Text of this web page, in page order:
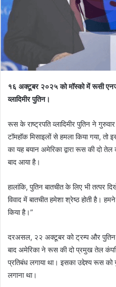
१६ अक्टूबर २०२५ को मॉस्को में रूसी
व्लादिमीर पुतिन।
रूस के राष्ट्रपति व्लादिमीर पुतिन ने
टॉमहॉक मिसाइलों से हमला किया गया, तो
का यह बयान अमेरिका द्वारा रूस की दो
बाद आया है।
हालांकि, पुतिन बातचीत के लिए भी तत्पर
विवाद में बातचीत हमेशा श्रेष्ठ होती है।
किया है।”
दरअसल, २२ अक्टूबर को ट्रम्प और पुतिन
बाद अमेरिका ने रूस की दो प्रमुख तेल
प्रतिबंध लगाया था। इसका उद्देश्य रूस को
लगाना था।